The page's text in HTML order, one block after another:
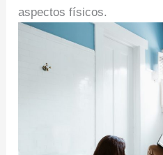
aspectos físicos.